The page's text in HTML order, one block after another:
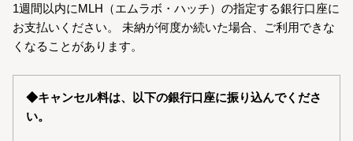
1週間以内にMLH（エムラボ・ハッチ）の指定する銀行口座に
お支払いください。 未納が何度か続いた場合、ご利用できな
くなることがあります。
◆キャンセル料は、以下の銀行口座に振り込んでくださ
い。